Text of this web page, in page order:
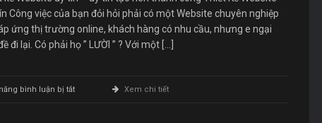
Công việc của bạn đỏi hỏi phải có một Website chuyên nghiệp
ứng thị trường online, khách hàng có nhu cầu, nhưng e ngại
đi lại. Có phải họ ” LƯỜI ” ? Với một […]
bình luận bị tắtở
Xem chi tiết